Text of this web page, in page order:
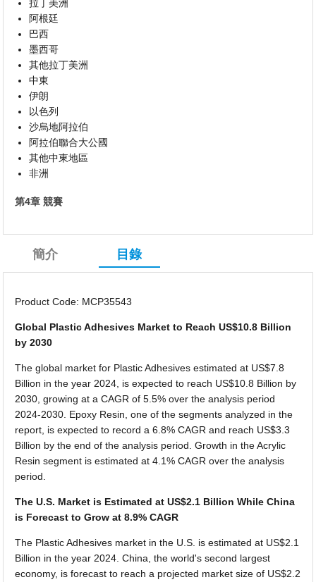
拉丁美洲
阿根廷
巴西
墨西哥
其他拉丁美洲
中東
伊朗
以色列
沙烏地阿拉伯
阿拉伯聯合大公國
其他中東地區
非洲
第4章 競賽
簡介 目錄
Product Code: MCP35543
Global Plastic Adhesives Market to Reach US$10.8 Billion
by 2030
The global market for Plastic Adhesives estimated at US$7.8
Billion in the year 2024, is expected to reach US$10.8 Billion by
2030, growing at a CAGR of 5.5% over the analysis period
2024-2030. Epoxy Resin, one of the segments analyzed in the
report, is expected to record a 6.8% CAGR and reach US$3.3
Billion by the end of the analysis period. Growth in the Acrylic
Resin segment is estimated at 4.1% CAGR over the analysis
period.
The U.S. Market is Estimated at US$2.1 Billion While China
is Forecast to Grow at 8.9% CAGR
The Plastic Adhesives market in the U.S. is estimated at US$2.1
Billion in the year 2024. China, the world's second largest
economy, is forecast to reach a projected market size of US$2.2